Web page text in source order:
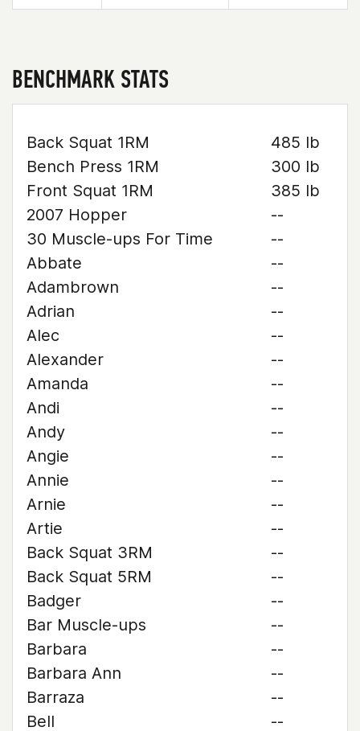
BENCHMARK STATS
Back Squat 1RM
485 lb
Bench Press 1RM
300 lb
Front Squat 1RM
385 lb
2007 Hopper
--
30 Muscle-ups For Time
--
Abbate
--
Adambrown
--
Adrian
--
Alec
--
Alexander
--
Amanda
--
Andi
--
Andy
--
Angie
--
Annie
--
Arnie
--
Artie
--
Back Squat 3RM
--
Back Squat 5RM
--
Badger
--
Bar Muscle-ups
--
Barbara
--
Barbara Ann
--
Barraza
--
Bell
--